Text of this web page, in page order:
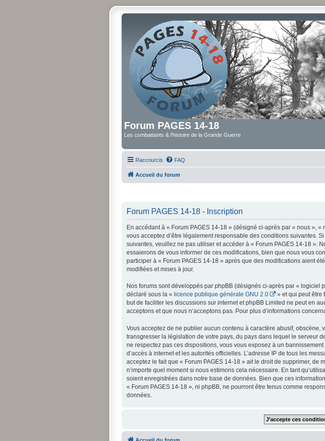
Forum PAGES 14-18
Les combattants & l'histoire de la Grande Guerre
Raccourcis FAQ
Accueil du forum
Forum PAGES 14-18 - Inscription
En accédant à « Forum PAGES 14-18 » (désigné ci-après par « nous »,
vous acceptez d’être légalement responsable des conditions suivantes.
suivantes, veuillez ne pas utiliser et accéder à « Forum PAGES 14-18 ».
essaierons de vous informer de ces modifications, bien que nous vous
participer à « Forum PAGES 14-18 » après que des modifications aient
modifiées et mises à jour.
Nos forums sont développés par phpBB (désignés ci-après par «
déclaré sous la « licence publique générale GNU 2.0 » et qui peut être
but de faciliter les discussions sur internet et phpBB Limited ne peut en
acceptons et que nous n’acceptons pas. Pour plus d’informations
Vous acceptez de ne publier aucun contenu à caractère abusif,
transgresser la législation de votre pays, du pays dans lequel le serveur
ne respectez pas ces dispositions, vous vous exposez à un
d’accès à internet et les autorités officielles. L’adresse IP de tous les
acceptez le fait que « Forum PAGES 14-18 » ait le droit de supprimer, de
n’importe quel moment si nous estimons cela nécessaire. En tant
soient enregistrées dans notre base de données. Bien que ces
« Forum PAGES 14-18 », ni phpBB, ne pourront être tenus comme
données.